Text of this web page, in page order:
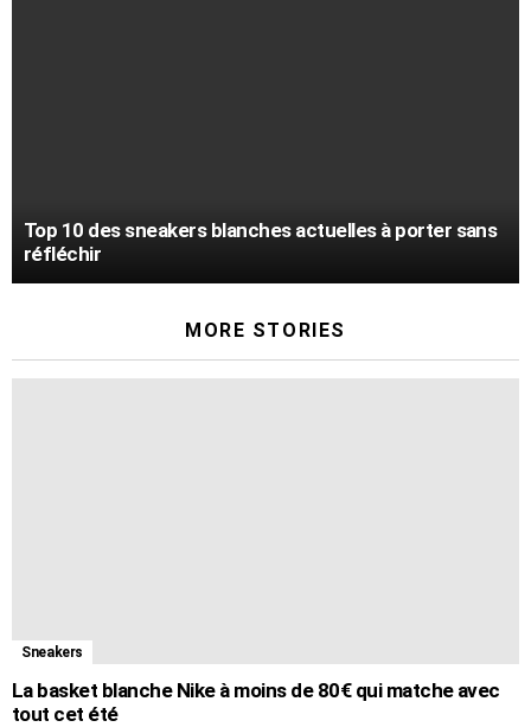
Top 10 des sneakers blanches actuelles à porter sans
réfléchir
MORE STORIES
Sneakers
La basket blanche Nike à moins de 80€ qui matche avec
tout cet été